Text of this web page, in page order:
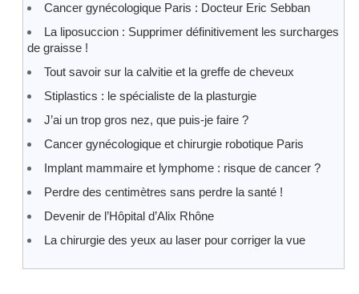
Cancer gynécologique Paris : Docteur Eric Sebban
La liposuccion : Supprimer définitivement les surcharges
de graisse !
Tout savoir sur la calvitie et la greffe de cheveux
Stiplastics : le spécialiste de la plasturgie
J’ai un trop gros nez, que puis-je faire ?
Cancer gynécologique et chirurgie robotique Paris
Implant mammaire et lymphome : risque de cancer ?
Perdre des centimètres sans perdre la santé !
Devenir de l’Hôpital d’Alix Rhône
La chirurgie des yeux au laser pour corriger la vue